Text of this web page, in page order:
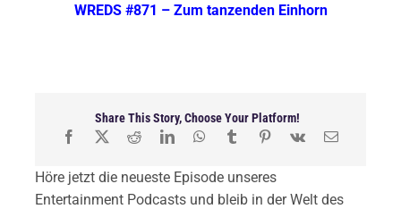
WREDS #871 – Zum tanzenden Einhorn
Share This Story, Choose Your Platform!
Höre jetzt die neueste Episode unseres
Entertainment Podcasts und bleib in der Welt des